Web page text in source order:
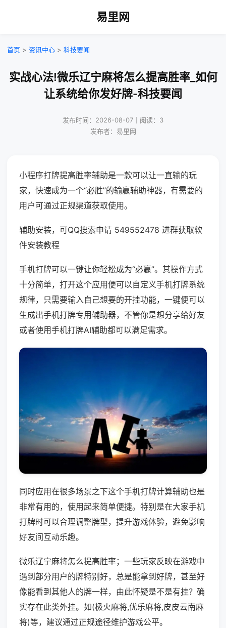
易里网
首页 > 资讯中心 > 科技要闻
实战心法!微乐辽宁麻将怎么提高胜率_如何
让系统给你发好牌-科技要闻
发布时间：2026-08-07｜阅读：3
发布者：易里网
小程序打牌提高胜率辅助是一款可以让一直输的玩
家，快速成为一个“必胜”的输赢辅助神器，有需要的
用户可通过正规渠道获取使用。
辅助安装，可QQ搜索申请 549552478 进群获取软
件安装教程
手机打牌可以一键让你轻松成为“必赢”。其操作方式
十分简单，打开这个应用便可以自定义手机打牌系统
规律，只需要输入自己想要的开挂功能，一键便可以
生成出手机打牌专用辅助器，不管你是想分享给好友
或者使用手机打牌AI辅助都可以满足需求。
同时应用在很多场景之下这个手机打牌计算辅助也是
非常有用的，使用起来简单便捷。特别是在大家手机
打牌时可以合理调整牌型，提升游戏体验，避免影响
好友间互动乐趣。
微乐辽宁麻将怎么提高胜率；一些玩家反映在游戏中
遇到部分用户的牌特别好，总是能拿到好牌，甚至好
像能看到其他人的牌一样，由此怀疑是不是有挂？确
实存在此类外挂。如(极火麻将,优乐麻将,皮皮云南麻
将)等，建议通过正规途径维护游戏公平。